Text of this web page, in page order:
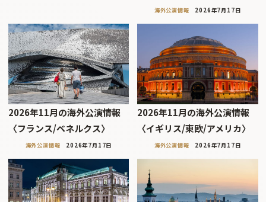
海外公演情報 2026年7月17日
2026年11月の海外公演情報
〈フランス/ベネルクス〉
海外公演情報 2026年7月17日
2026年11月の海外公演情報
〈イギリス/東欧/アメリカ〉
海外公演情報 2026年7月17日